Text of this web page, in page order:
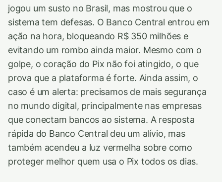
jogou um susto no Brasil, mas mostrou que o
sistema tem defesas. O Banco Central entrou em
ação na hora, bloqueando R$ 350 milhões e
evitando um rombo ainda maior. Mesmo com o
golpe, o coração do Pix não foi atingido, o que
prova que a plataforma é forte. Ainda assim, o
caso é um alerta: precisamos de mais segurança
no mundo digital, principalmente nas empresas
que conectam bancos ao sistema. A resposta
rápida do Banco Central deu um alívio, mas
também acendeu a luz vermelha sobre como
proteger melhor quem usa o Pix todos os dias.